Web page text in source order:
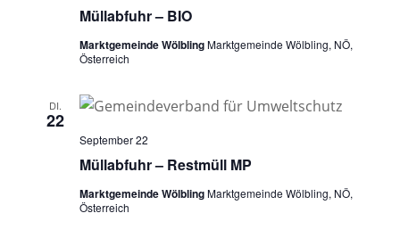
Müllabfuhr – BIO
Marktgemeinde WölblingMarktgemeinde Wölbling, NÖ,
Österreich
DI.
22
Müllabfuhr – Restmüll MP
September 22
Marktgemeinde WölblingMarktgemeinde Wölbling, NÖ,
Österreich